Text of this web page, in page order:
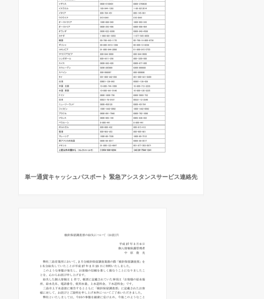
単一通貨キャッシュパスポート 緊急アシスタンスサービス連絡先